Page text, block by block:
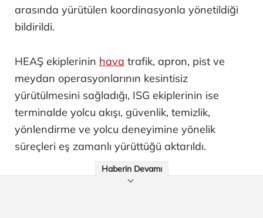
arasında yürütülen koordinasyonla yönetildiği
bildirildi.
HEAŞ ekiplerinin hava trafik, apron, pist ve
meydan operasyonlarının kesintisiz
yürütülmesini sağladığı, ISG ekiplerinin ise
terminalde yolcu akışı, güvenlik, temizlik,
yönlendirme ve yolcu deneyimine yönelik
süreçleri eş zamanlı yürüttüğü aktarıldı.
Haberin Devamı